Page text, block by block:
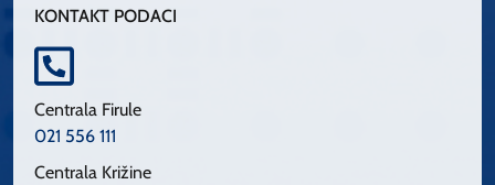
KONTAKT PODACI
Centrala Firule
021 556 111
Centrala Križine